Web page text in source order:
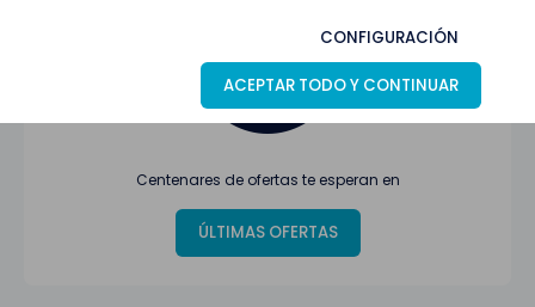
CONFIGURACIÓN
ACEPTAR TODO Y CONTINUAR
Centenares de ofertas te esperan en
ÚLTIMAS OFERTAS